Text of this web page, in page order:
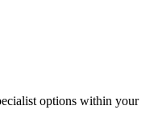
options within your